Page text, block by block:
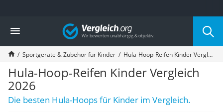
Die beliebtesten Vergleiche nach Kategorie
Kind & Baby
Babyphone mit 2 Kameras
Walkie-Talkie Kinder
Kindermatratzen
Babywippe
Rollschuhe für Kinder
Tischkicker
Vergleich
Sportgeräte & Zubehör für Kinder Hula-Hoop-Reifen Kinder Vergleich 2026
Hula-Hoop-Reifen Kinder Vergleich
2026
Die besten Hula-Hoops für Kinder im Vergleich.